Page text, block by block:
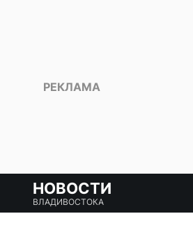
НОВОСТИ
ВЛАДИВОСТОКА